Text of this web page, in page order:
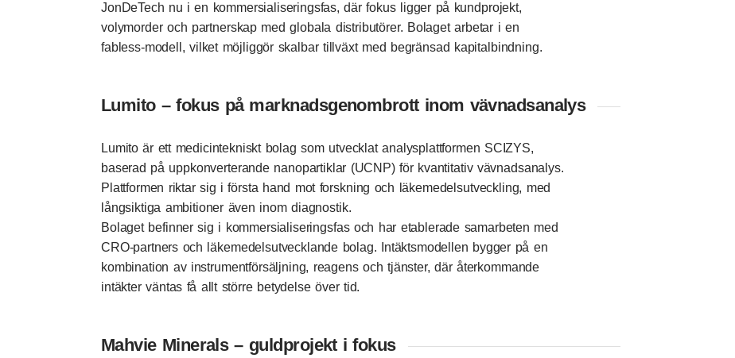
JonDeTech nu i en kommersialiseringsfas, där fokus ligger på kundprojekt,
volymorder och partnerskap med globala distributörer. Bolaget arbetar i en
fabless-modell, vilket möjliggör skalbar tillväxt med begränsad kapitalbindning.
Lumito – fokus på marknadsgenombrott inom vävnadsanalys
Lumito är ett medicintekniskt bolag som utvecklat analysplattformen SCIZYS,
baserad på uppkonverterande nanopartiklar (UCNP) för kvantitativ vävnadsanalys.
Plattformen riktar sig i första hand mot forskning och läkemedelsutveckling, med
långsiktiga ambitioner även inom diagnostik.
Bolaget befinner sig i kommersialiseringsfas och har etablerade samarbeten med
CRO-partners och läkemedelsutvecklande bolag. Intäktsmodellen bygger på en
kombination av instrumentförsäljning, reagens och tjänster, där återkommande
intäkter väntas få allt större betydelse över tid.
Mahvie Minerals – guldprojekt i fokus